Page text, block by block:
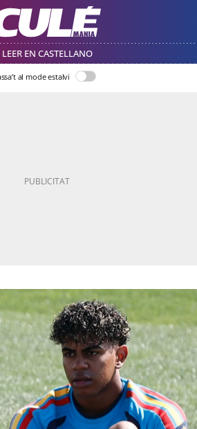
LEER EN CASTELLANO
al mode estalvi